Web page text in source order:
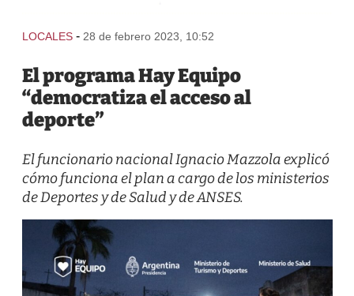
LOCALES - 28 de febrero 2023, 10:52
El programa Hay Equipo
“democratiza el acceso al
deporte”
El funcionario nacional Ignacio Mazzola explicó
cómo funciona el plan a cargo de los ministerios
de Deportes y de Salud y de ANSES.